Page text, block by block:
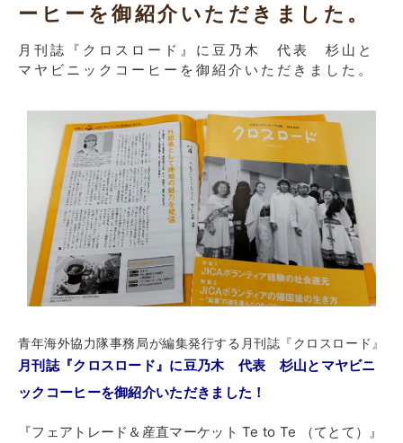
ーヒーを御紹介いただきました。
月刊誌『クロスロード』に豆乃木 代表 杉山と
マヤビニックコーヒーを御紹介いただきました。
青年海外協力隊事務局が編集発行する月刊誌『クロスロード』
月刊誌『クロスロード』に豆乃木 代表 杉山とマヤビニ
ックコーヒーを御紹介いただきました！
『フェアトレード＆産直マーケット Te to Te （てとて）』